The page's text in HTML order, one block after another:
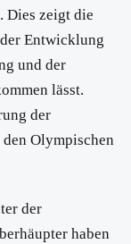
Dies zeigt die
Entwicklung
und der
lässt.
der
Olympischen
der
haben